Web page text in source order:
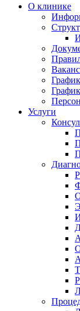
О клинике
Услуги